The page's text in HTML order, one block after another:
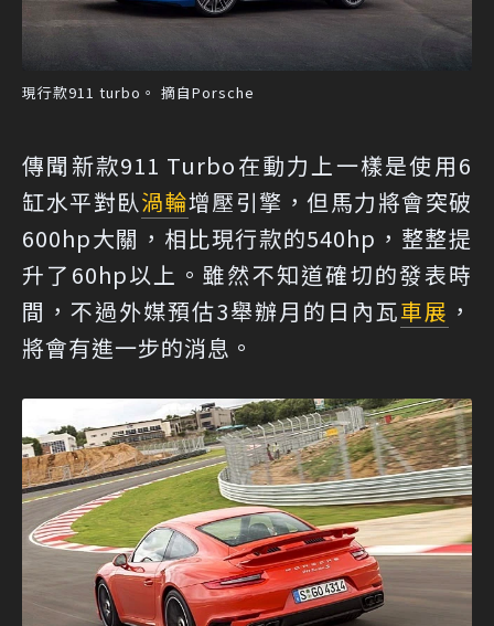
現行款911 turbo。 摘自Porsche
傳聞新款911 Turbo在動力上一樣是使用6
缸水平對臥渦輪增壓引擎，但馬力將會突破
600hp大關，相比現行款的540hp，整整提
升了60hp以上。雖然不知道確切的發表時
間，不過外媒預估3舉辦月的日內瓦車展 ，
將會有進一步的消息。